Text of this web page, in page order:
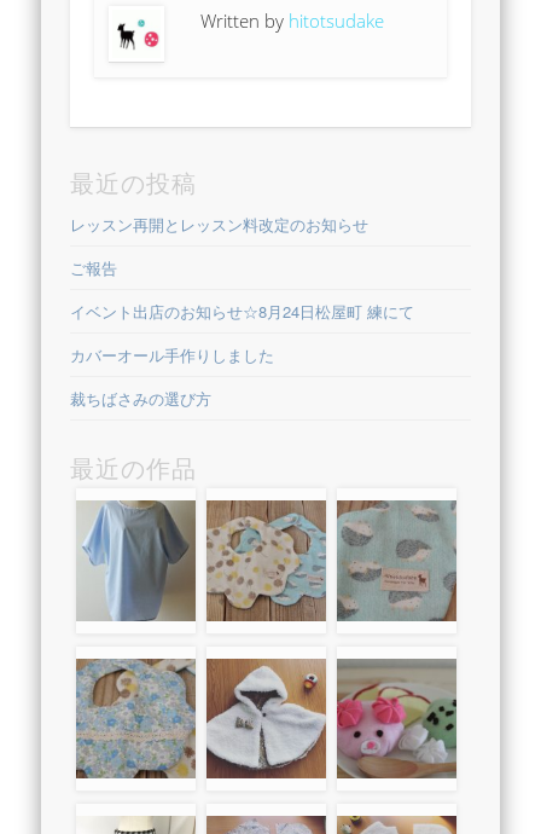
Written by hitotsudake
最近の投稿
レッスン再開とレッスン料改定のお知らせ
ご報告
イベント出店のお知らせ☆8月24日松屋町 練にて
カバーオール手作りしました
裁ちばさみの選び方
最近の作品